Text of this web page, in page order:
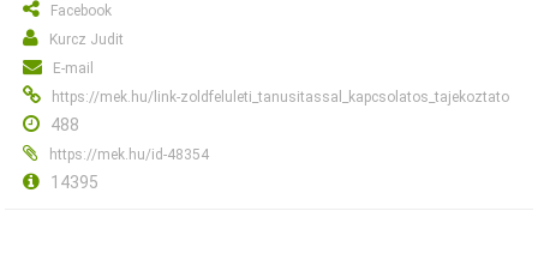
Facebook
Kurcz Judit
E-mail
https://mek.hu/link-zoldfeluleti_tanusitassal_kapcsolatos_tajekoztato
488
https://mek.hu/id-48354
14395